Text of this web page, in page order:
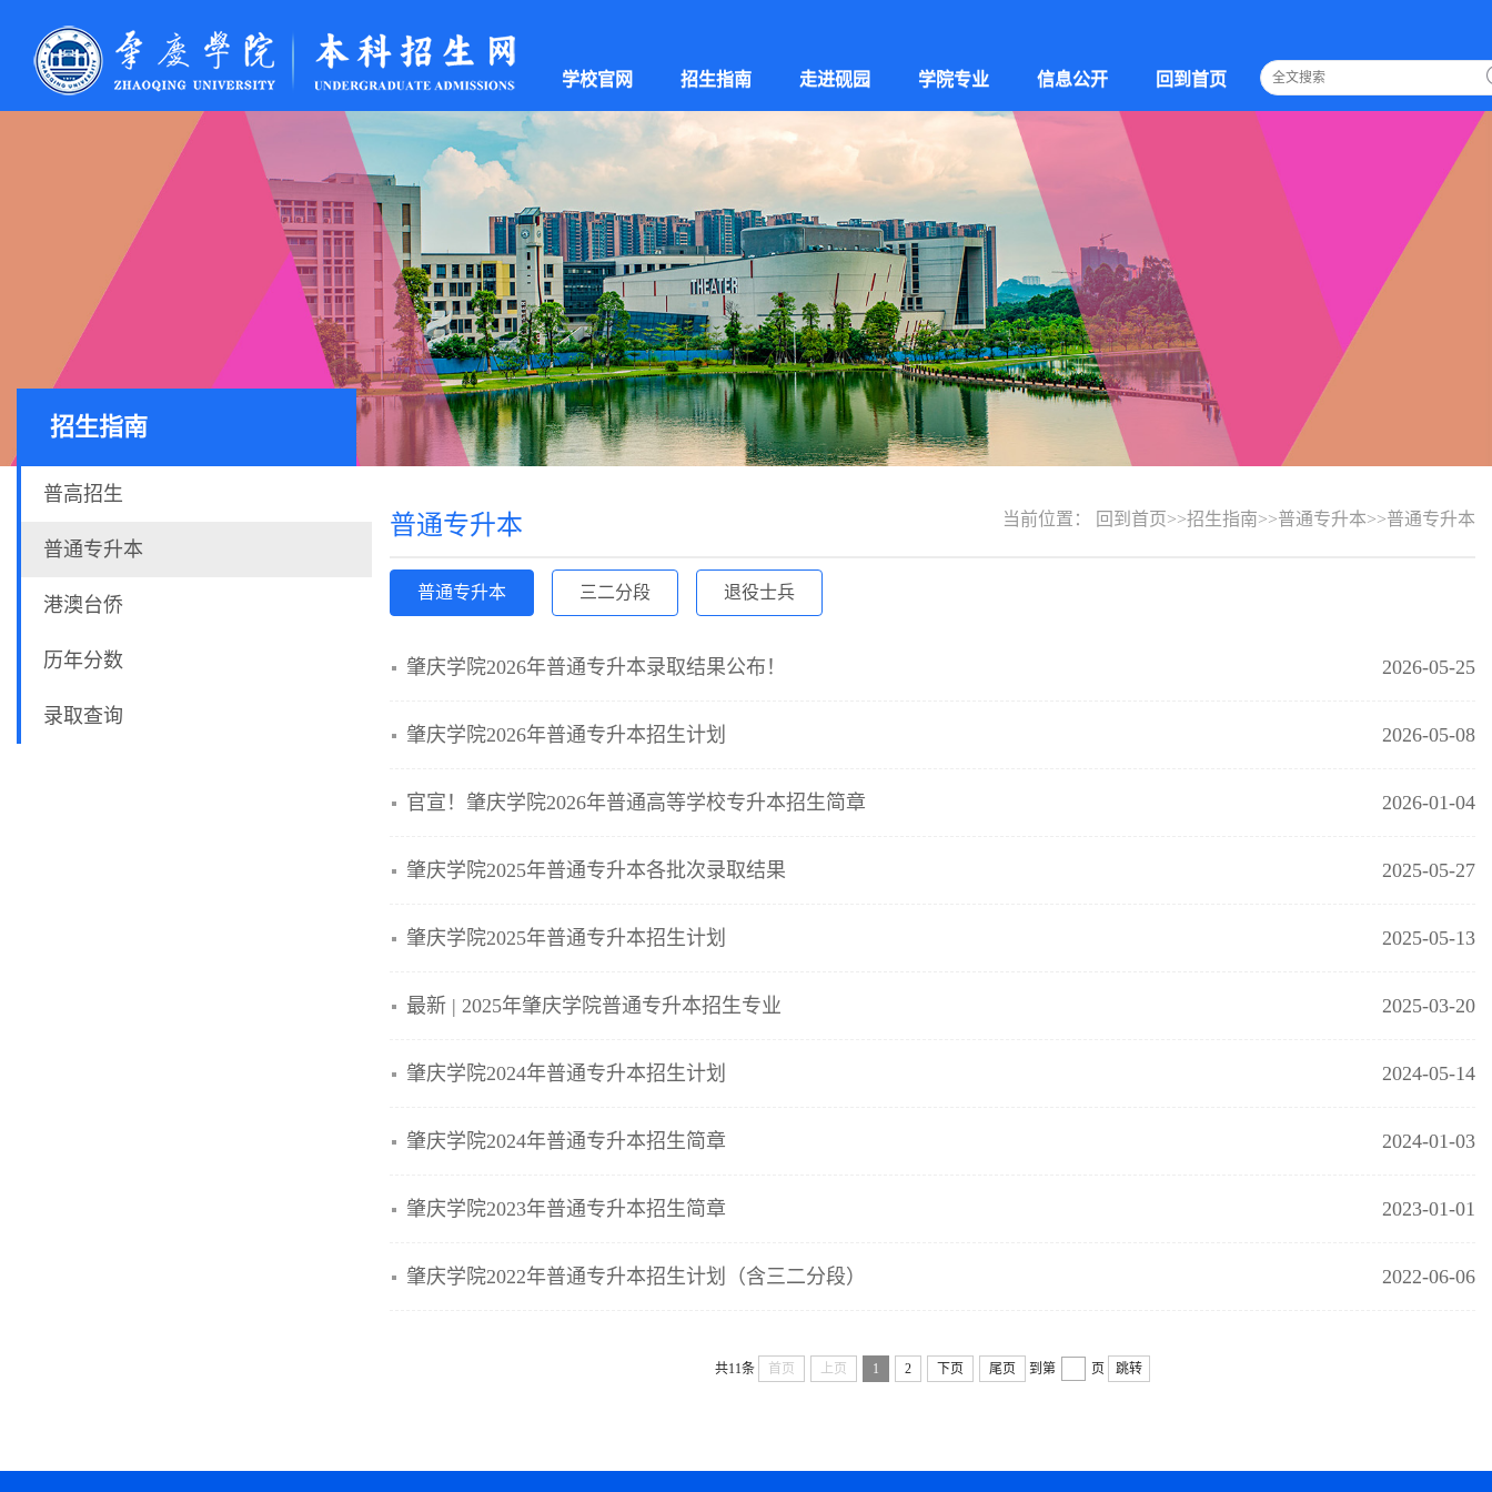
学校官网 招生指南 走进砚园 学院专业 信息公开 回到首页
招生指南
普高招生
普通专升本
港澳台侨
历年分数
录取查询
普通专升本 当前位置： 回到首页>>招生指南>>普通专升本>>普通专升本
普通专升本 三二分段 退役士兵
肇庆学院2026年普通专升本录取结果公布！ 2026-05-25
肇庆学院2026年普通专升本招生计划 2026-05-08
官宣！肇庆学院2026年普通高等学校专升本招生简章 2026-01-04
肇庆学院2025年普通专升本各批次录取结果 2025-05-27
肇庆学院2025年普通专升本招生计划 2025-05-13
最新 | 2025年肇庆学院普通专升本招生专业 2025-03-20
肇庆学院2024年普通专升本招生计划 2024-05-14
肇庆学院2024年普通专升本招生简章 2024-01-03
肇庆学院2023年普通专升本招生简章 2023-01-01
肇庆学院2022年普通专升本招生计划（含三二分段） 2022-06-06
共11条 首页 上页 1 2 下页 尾页 到第 页 跳转